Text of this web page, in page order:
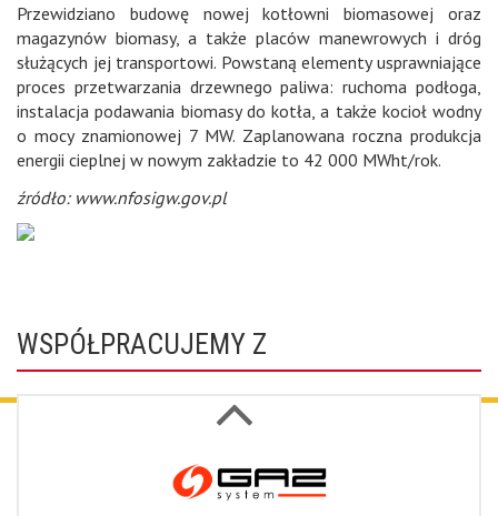
Przewidziano budowę nowej kotłowni biomasowej oraz
magazynów biomasy, a także placów manewrowych i dróg
służących jej transportowi. Powstaną elementy usprawniające
proces przetwarzania drzewnego paliwa: ruchoma podłoga,
instalacja podawania biomasy do kotła, a także kocioł wodny
o mocy znamionowej 7 MW. Zaplanowana roczna produkcja
energii cieplnej w nowym zakładzie to 42 000 MWht/rok.
źródło: www.nfosigw.gov.pl
WSPÓŁPRACUJEMY Z